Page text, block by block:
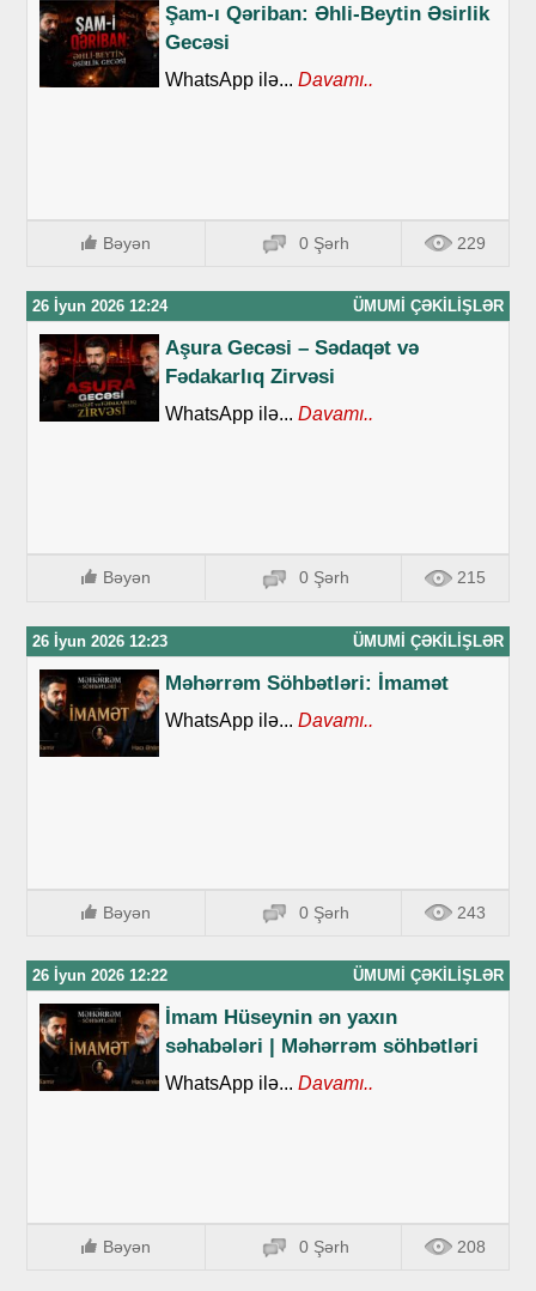
Şam-ı Qəriban: Əhli-Beytin Əsirlik
Gecəsi
WhatsApp ilə... Davamı..
Bəyən 0 Şərh 229
26 İyun 2026 12:24 ÜMUMI ÇƏKILIŞLƏR
Aşura Gecəsi – Sədaqət və
Fədakarlıq Zirvəsi
WhatsApp ilə... Davamı..
Bəyən 0 Şərh 215
26 İyun 2026 12:23 ÜMUMI ÇƏKILIŞLƏR
Məhərrəm Söhbətləri: İmamət
WhatsApp ilə... Davamı..
Bəyən 0 Şərh 243
26 İyun 2026 12:22 ÜMUMI ÇƏKILIŞLƏR
İmam Hüseynin ən yaxın
səhabələri | Məhərrəm söhbətləri
WhatsApp ilə... Davamı..
Bəyən 0 Şərh 208